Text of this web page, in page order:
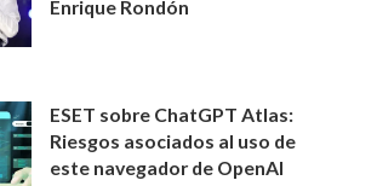
Enrique Rondón
ESET sobre ChatGPT Atlas:
Riesgos asociados al uso de
este navegador de OpenAI